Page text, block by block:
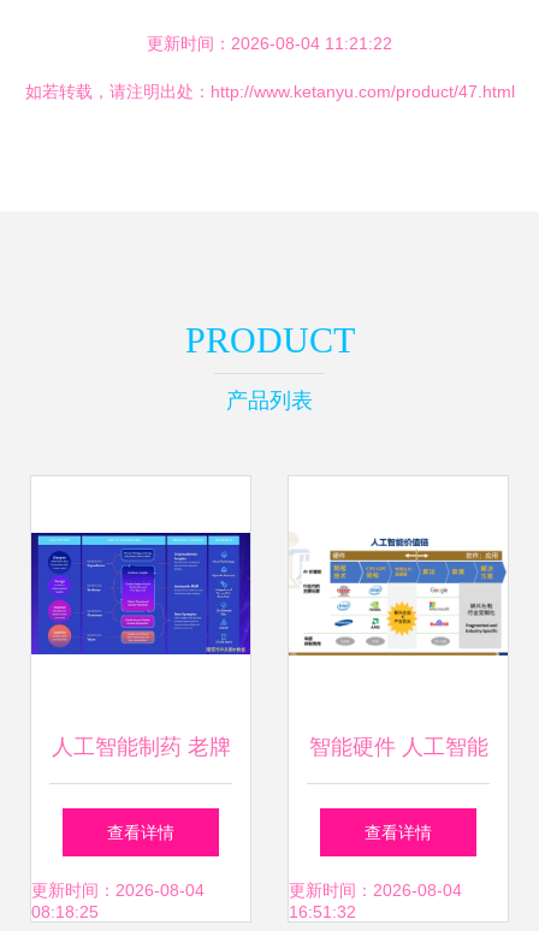
更新时间：2026-08-04 11:21:22
如若转载，请注明出处：http://www.ketanyu.com/product/47.html
PRODUCT
产品列表
人工智能制药 老牌
药厂破局关键与新
药研发革命
查看详情
更新时间：2026-08-04
08:18:25
智能硬件 人工智能
革命的关键驱动力
与应用的基石
查看详情
更新时间：2026-08-04
16:51:32